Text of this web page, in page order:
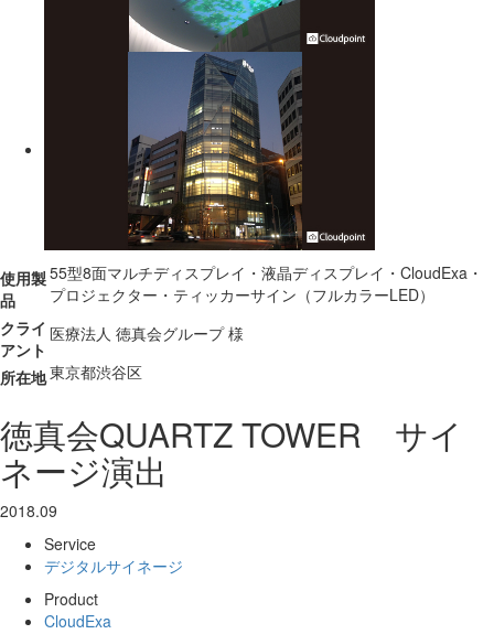
使用製
品
55型8面マルチディスプレイ・液晶ディスプレイ・CloudExa・
プロジェクター・ティッカーサイン（フルカラーLED）
クライ
アント
医療法人 徳真会グループ 様
所在地東京都渋谷区
徳真会QUARTZ TOWER サイ
ネージ演出
2018.09
Service
デジタルサイネージ
Product
CloudExa